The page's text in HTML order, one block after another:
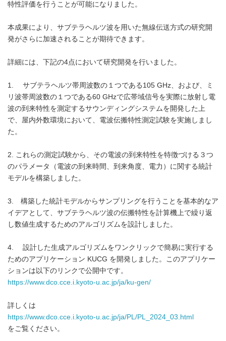
特性評価を行うことが可能になりました。
本成果により、サブテラヘルツ波を用いた無線伝送方式の研究開
発がさらに加速されることが期待できます。
詳細には、下記の4点において研究開発を行いました。
1. サブテラヘルツ帯周波数の１つである105 GHz、および、ミ
リ波帯周波数の１つである60 GHzで広帯域信号を実際に放射し電
波の到来特性を測定するサウンディングシステムを開発した上
で、屋内外数環境において、電波伝搬特性測定試験を実施しまし
た。
2. これらの測定試験から、その電波の到来特性を特徴づける３つ
のパラメータ（電波の到来時間、到来角度、電力）に関する統計
モデルを構築しました。
3. 構築した統計モデルからサンプリングを行うことを基本的なア
イデアとして、サブテラヘルツ波の伝搬特性を計算機上で繰り返
し数値生成するためのアルゴリズムを設計しました。
4. 設計した生成アルゴリズムをワンクリックで簡易に実行する
ためのアプリケーション KUCG を開発しました。このアプリケー
ションは以下のリンクで公開中です。
https://www.dco.cce.i.kyoto-u.ac.jp/ja/ku-gen/
詳しくは
https://www.dco.cce.i.kyoto-u.ac.jp/ja/PL/PL_2024_03.html
をご覧ください。